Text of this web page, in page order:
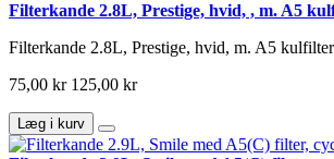
Filterkande 2.8L, Prestige, hvid, , m. A5
Filterkande 2.8L, Prestige, hvid, m. A5
75,00 kr 125,00 kr
Læg i kurv